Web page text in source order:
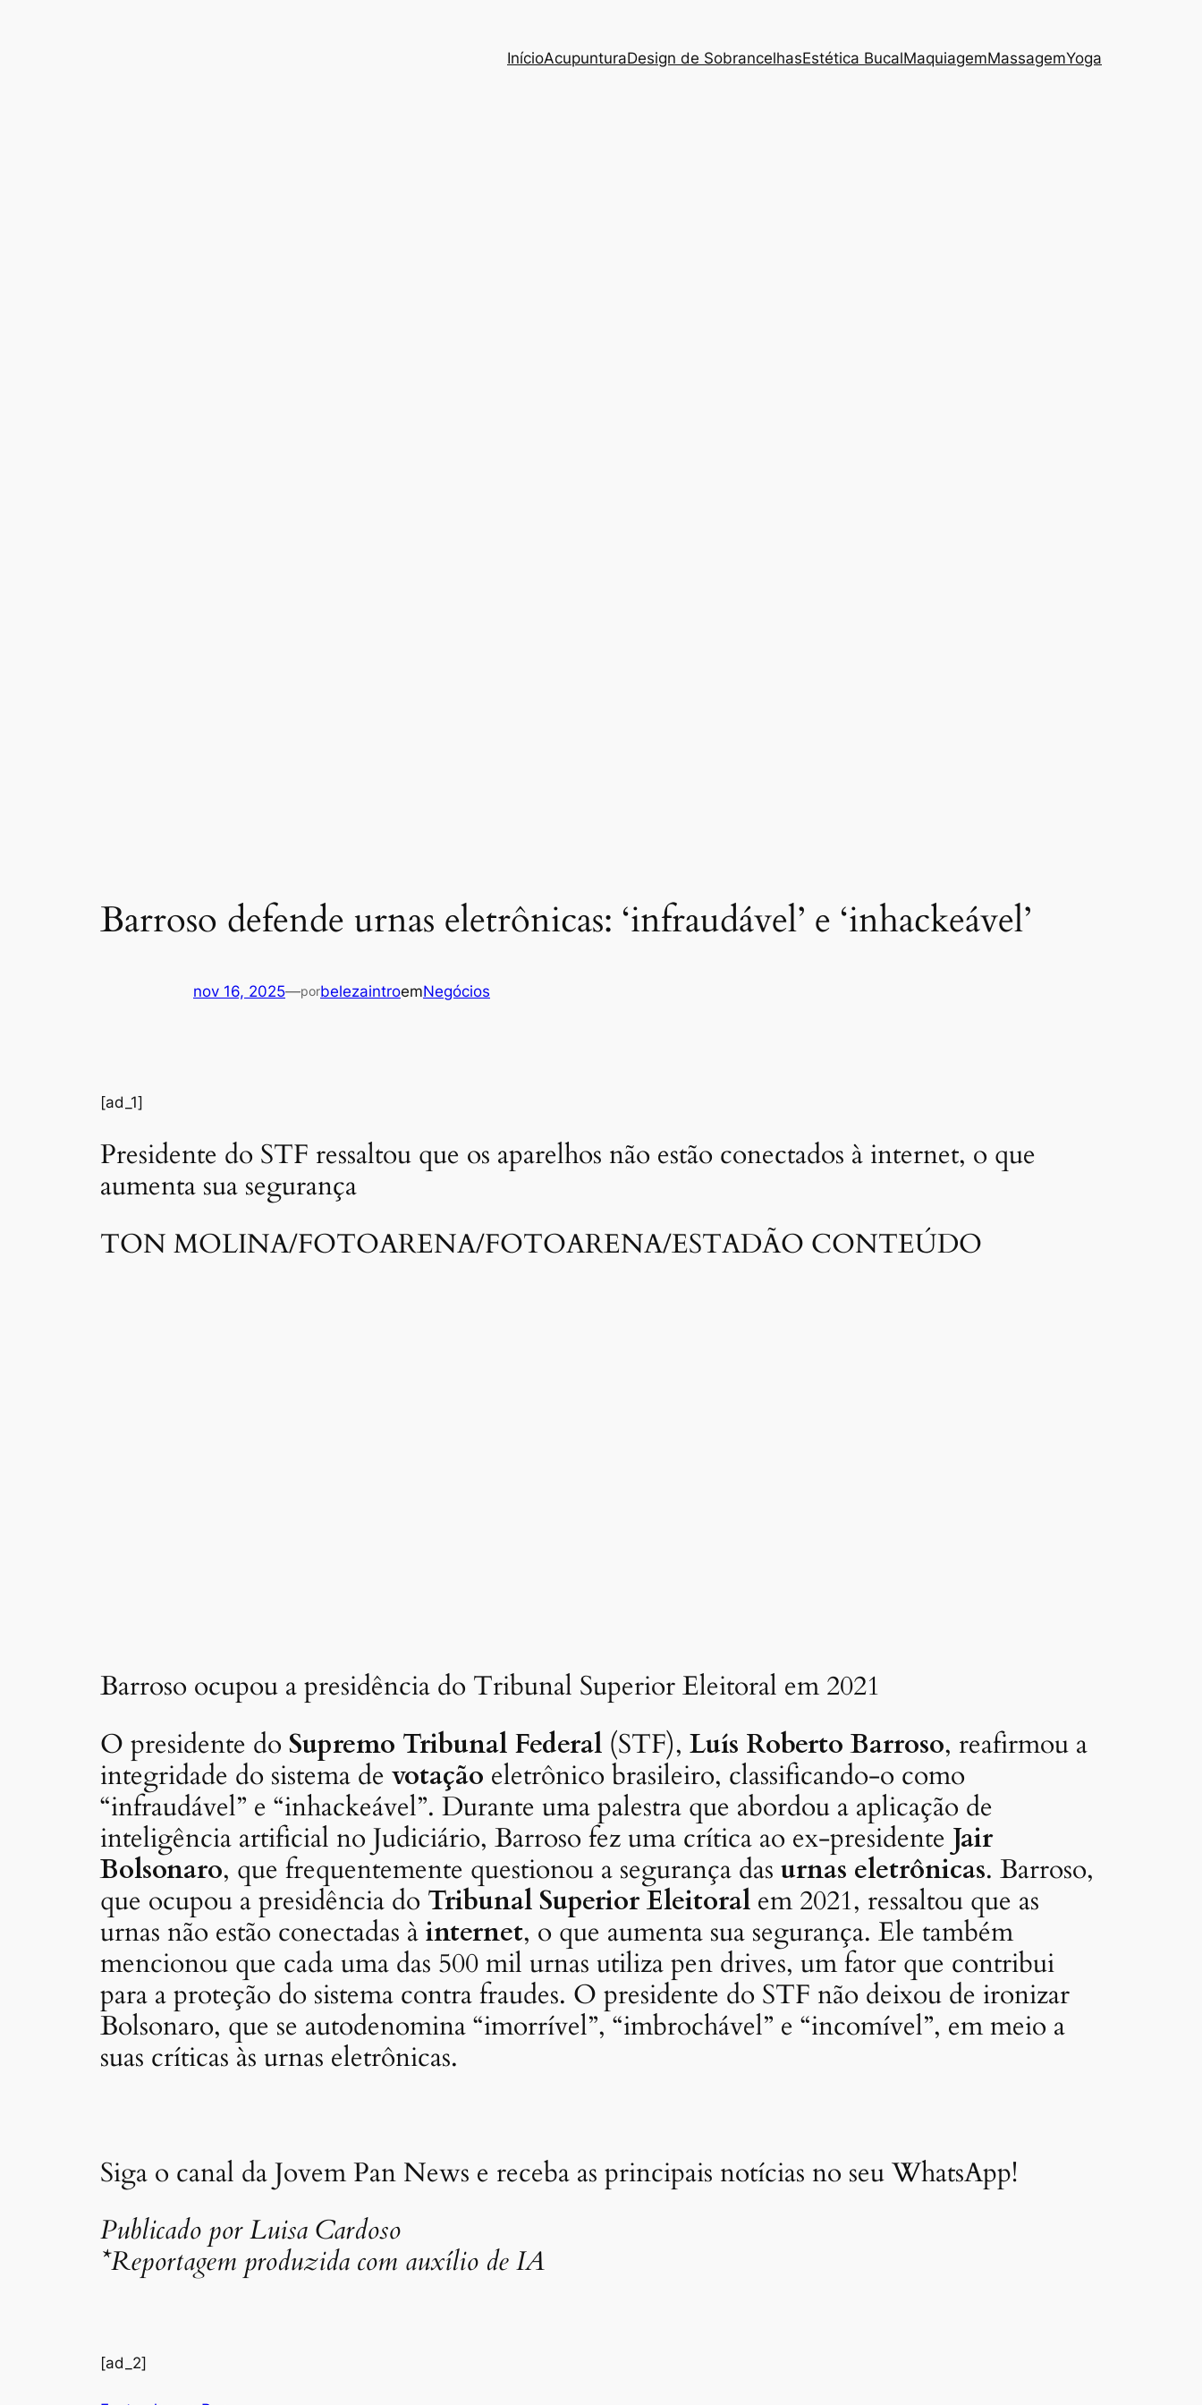
InícioAcupunturaDesign de SobrancelhasEstética BucalMaquiagemMassagemYoga
Barroso defende urnas eletrônicas: ‘infraudável’ e ‘inhackeável’
nov 16, 2025—porbelezaintroemNegócios
[ad_1]
Presidente do STF ressaltou que os aparelhos não estão conectados à internet, o que
aumenta sua segurança
TON MOLINA/FOTOARENA/FOTOARENA/ESTADÃO CONTEÚDO
Barroso ocupou a presidência do Tribunal Superior Eleitoral em 2021
O presidente do Supremo Tribunal Federal (STF), Luís Roberto Barroso, reafirmou a
integridade do sistema de votação eletrônico brasileiro, classificando-o como
“infraudável” e “inhackeável”. Durante uma palestra que abordou a aplicação de
inteligência artificial no Judiciário, Barroso fez uma crítica ao ex-presidente Jair
Bolsonaro, que frequentemente questionou a segurança das urnas eletrônicas. Barroso,
que ocupou a presidência do Tribunal Superior Eleitoral em 2021, ressaltou que as
urnas não estão conectadas à internet, o que aumenta sua segurança. Ele também
mencionou que cada uma das 500 mil urnas utiliza pen drives, um fator que contribui
para a proteção do sistema contra fraudes. O presidente do STF não deixou de ironizar
Bolsonaro, que se autodenomina “imorrível”, “imbrochável” e “incomível”, em meio a
suas críticas às urnas eletrônicas.
Siga o canal da Jovem Pan News e receba as principais notícias no seu WhatsApp!
Publicado por Luisa Cardoso
*Reportagem produzida com auxílio de IA
[ad_2]